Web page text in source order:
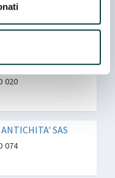
020
SAS
074